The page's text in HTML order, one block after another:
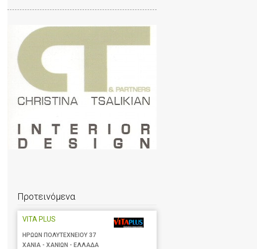
Προτεινόμενα
VITA PLUS
ΗΡΩΩΝ ΠΟΛΥΤΕΧΝΕΙΟΥ 37
ΧΑΝΙΑ - ΧΑΝΙΩΝ - ΕΛΛΑΔΑ